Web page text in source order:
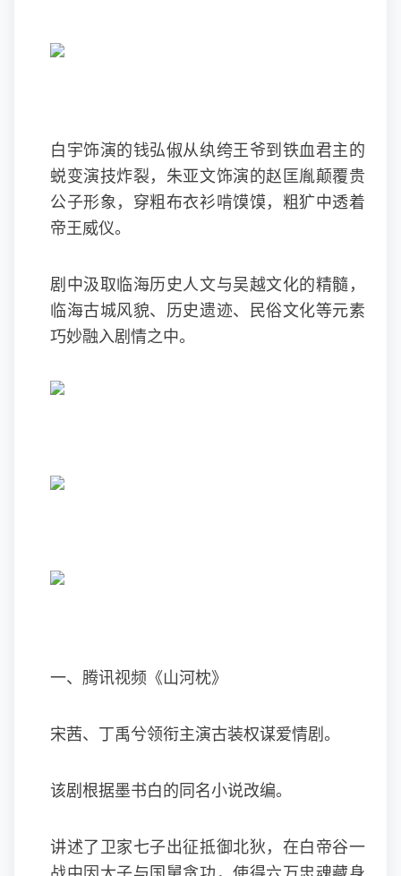
白宇饰演的钱弘俶从纨绔王爷到铁血君主的
蜕变演技炸裂，朱亚文饰演的赵匡胤颠覆贵
公子形象，穿粗布衣衫啃馍馍，粗犷中透着
帝王威仪。
剧中汲取临海历史人文与吴越文化的精髓，
临海古城风貌、历史遗迹、民俗文化等元素
巧妙融入剧情之中。
一、腾讯视频《山河枕》
宋茜、丁禹兮领衔主演古装权谋爱情剧。
该剧根据墨书白的同名小说改编。
讲述了卫家七子出征抵御北狄，在白帝谷一